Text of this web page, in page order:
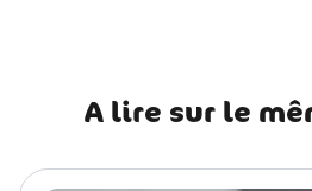
A lire sur le